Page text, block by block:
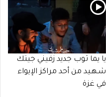
يا يما ثوب جديد زفيني جيتك
شـهـيد من أحد مراكز الإيواء
في غزة